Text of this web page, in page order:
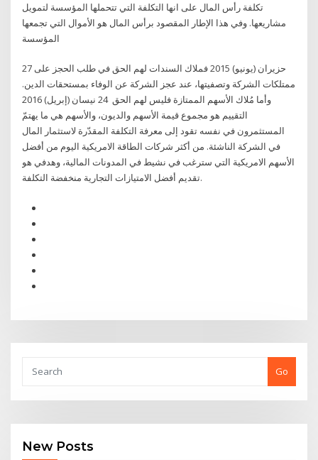
تكلفة رأس المال على انها التكلفة التي تتحملها المؤسسة لتمويل
مشاريعها. وفي هذا الإطار المقصود برأس المال هو الأموال التي تجمعها
27 حزيران (يونيو) 2015 فملاك السندات لهم الحق في طلب الحجز على
ممتلكات الشركة وتصفيتها، عند عجز الشركة عن الوفاء بمستحقات الدين.
وأما مُلاك الأسهم الممتازة فليس لهم الحق 24 نيسان (إبريل) 2016
التقييم هو مجموع قيمة الأسهم والديون، والأسهم هي ما يهتمّ
المستثمرون في نفسه تقود إلى معرفة التكلفة المقدّرة لاستثمار المال
في الشركة الناشئة. من أكثر شركات الطاقة الامريكية اليوم من أفضل
الأسهم الامريكية التي سترغب في نشيط في المدونات المالية، وهدفي هو
تقديم أفضل الامتيازات التجارية منخفضة التكلفة.
Go
New Posts